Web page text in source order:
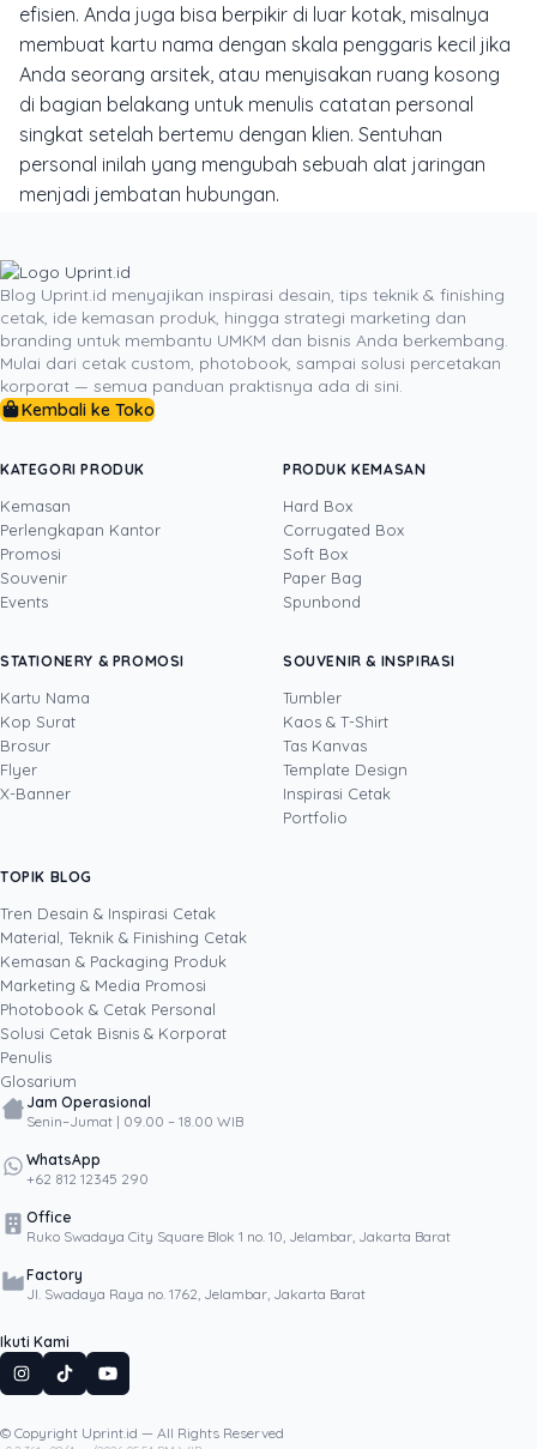
efisien. Anda juga bisa berpikir di luar kotak, misalnya
membuat kartu nama dengan skala penggaris kecil jika
Anda seorang arsitek, atau menyisakan ruang kosong
di bagian belakang untuk menulis catatan personal
singkat setelah bertemu dengan klien. Sentuhan
personal inilah yang mengubah sebuah alat jaringan
menjadi jembatan hubungan.
tergila-gila bukanlah tentang menghamburkan uang
untuk fitur yang tidak perlu. Ini adalah sebuah investasi
strategis pada kesan pertama Anda. Ini adalah tentang
memastikan bahwa setelah pertemuan usai dan Anda
telah meninggalkan ruangan, secarik kertas kecil yang
Anda tinggalkan terus bekerja untuk Anda,
mereka harus bekerja sama dengan Anda.
DITULIS OLEH
· Cofounder
Uprint.id, pakar dengan pengalaman lebih dari
20 tahun yang menguasai tiga disiplin
sekaligus: produksi percetakan dan kemasan
(offset, digital printing, quality control), digital
marketing, serta pemrograman dan AI. Ia
memahami bisnis cetak langsung dari lantai
produksi sampai baris kode, dari menghitung
sampai kemasan produk, selalu dengan
kacamata data dan dampak bisnis nyata.
Lihat profil →
Popular
Blog Uprint.id menyajikan inspirasi desain, tips teknik & finishing
cetak, ide kemasan produk, hingga strategi marketing dan
branding untuk membantu UMKM dan bisnis Anda berkembang.
Mulai dari cetak custom, photobook, sampai solusi percetakan
korporat — semua panduan praktisnya ada di sini.
Kembali ke Toko
KATEGORI PRODUK
Kemasan
Perlengkapan Kantor
Promosi
Souvenir
Events
PRODUK KEMASAN
Hard Box
Corrugated Box
Soft Box
Paper Bag
Spunbond
STATIONERY & PROMOSI
Kartu Nama
Kop Surat
Brosur
Flyer
X-Banner
SOUVENIR & INSPIRASI
Tumbler
Kaos & T-Shirt
Tas Kanvas
Template Design
Inspirasi Cetak
Portfolio
TOPIK BLOG
Tren Desain & Inspirasi Cetak
Material, Teknik & Finishing Cetak
Kemasan & Packaging Produk
Marketing & Media Promosi
Photobook & Cetak Personal
Solusi Cetak Bisnis & Korporat
Penulis
Glosarium
Jam Operasional
Senin–Jumat | 09.00 – 18.00 WIB
WhatsApp
+62 812 12345 290
Office
Ruko Swadaya City Square Blok 1 no. 10, Jelambar, Jakarta Barat
Factory
Jl. Swadaya Raya no. 1762, Jelambar, Jakarta Barat
Ikuti Kami
© Copyright Uprint.id — All Rights Reserved